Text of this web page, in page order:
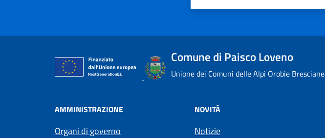
Comune di Paisco Loveno
Unione dei Comuni delle Alpi Orobie Bresciane
AMMINISTRAZIONE
Organi di governo
NOVITÀ
Notizie